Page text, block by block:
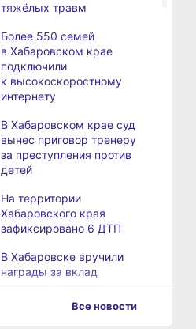
тяжёлых травм
Более 550 семей
в Хабаровском крае
подключили
к высокоскоростному
интернету
В Хабаровском крае суд
вынес приговор тренеру
за преступления против
детей
На территории
Хабаровского края
зафиксировано 6 ДТП
В Хабаровске вручили
награды за вклад
Все новости